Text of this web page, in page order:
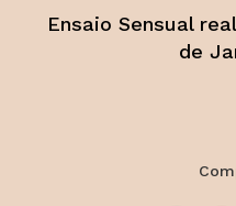
Ensaio Sensual
de